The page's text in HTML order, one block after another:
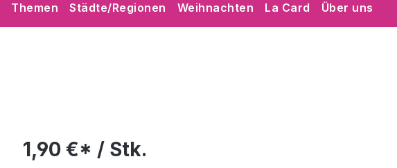
Themen Städte/Regionen Weihnachten La Card Über uns
1,90 €* / Stk.